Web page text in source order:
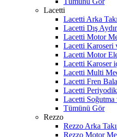
Lacetti
Lacetti Arka
Lacetti Dış
Lacetti Motor
Lacetti Karoseri
Lacetti Motor
Lacetti Karoser
Lacetti Multi
Lacetti Fren
Lacetti
Lacetti Soğutma
Tümünü Gör
Rezzo
Rezzo Arka
Rezzo Motor